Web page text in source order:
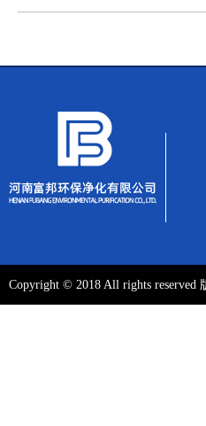
Copyright ©️ 2018 All rights